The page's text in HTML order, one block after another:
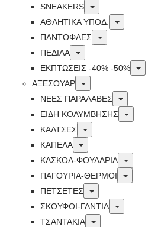
SNEAKERS
Toggle
ΑΘΛΗΤΙΚΑ ΥΠΟΔ.
Toggle
ΠΑΝΤΟΦΛΕΣ
Toggle
ΠΕΔΙΛΑ
Toggle
ΕΚΠΤΏΣΕΙΣ -40% -50%
Toggle
ΑΞΕΣΟΥΑΡ
Toggle
ΝΕΕΣ ΠΑΡΑΛΑΒΕΣ
Toggle
ΕΙΔΗ ΚΟΛΥΜΒΗΣΗΣ
Toggle
ΚΑΛΤΣΕΣ
Toggle
ΚΑΠΕΛΑ
Toggle
ΚΑΣΚΟΛ-ΦΟΥΛΑΡΙΑ
Toggle
ΠΑΓΟΥΡΙΑ-ΘΕΡΜΟΙ
Toggle
ΠΕΤΣΈΤΕΣ
Toggle
ΣΚΟΥΦΟΙ-ΓΑΝΤΙΑ
Toggle
ΤΣΑΝΤΑΚΙΑ
Toggle